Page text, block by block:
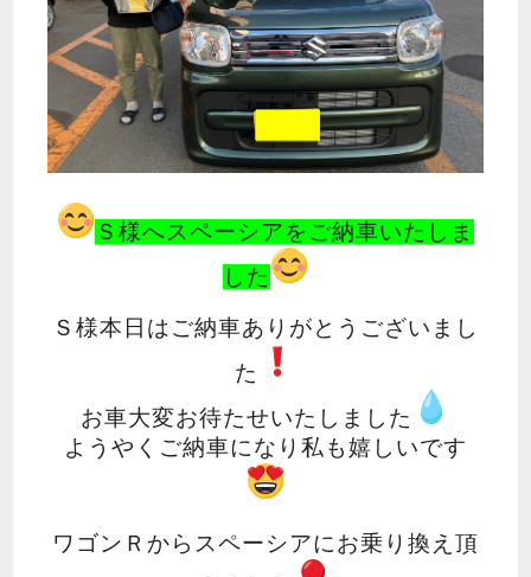
Ｓ様へスペーシアをご納車いたしま
した
Ｓ様本日はご納車ありがとうございまし
た
お車大変お待たせいたしました
ようやくご納車になり私も嬉しいです
ワゴンＲからスペーシアにお乗り換え頂